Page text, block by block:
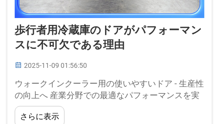
歩行者用冷蔵庫のドアがパフォーマン
スに不可欠である理由
2025-11-09 01:56:50
ウォークインクーラー用の使いやすいドア - 生産性
の向上へ 産業分野での最適なパフォーマンスを実
現するためには、効率性が非常に重要です。ウォ
ークインクーラーのドア設計は注目されない部分
さらに表示